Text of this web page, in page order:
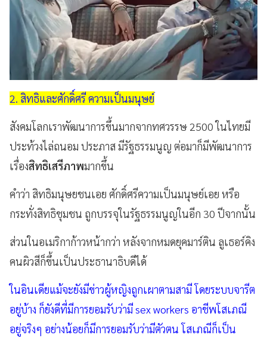
2. สิทธิและศักดิ์ศรี ความเป็นมนุษย์
สังคมโลกเราพัฒนาการขึ้นมากจากทศวรรษ 2500 ในไทยมี
ประท้วงไล่ถนอม ประภาส มีรัฐธรรมนูญ ต่อมาก็มีพัฒนาการ
เรื่องสิทธิเสรีภาพมากขึ้น
คำว่า สิทธิมนุษยชนเอย ศักดิ์ศรีความเป็นมนุษย์เอย หรือ
กระทั่งสิทธิชุมชน ถูกบรรจุในรัฐธรรมนูญในอีก 30 ปีจากนั้น
ส่วนในอเมริกาก้าวหน้ากว่า หลังจากหมดยุคมาร์ติน ลูเธอร์คิง
คนผิวสีก็ขึ้นเป็นประธานาธิบดีได้
ในอินเดียแม้จะยังมีข่าวผู้หญิงถูกเผาตามสามี โดยระบบจารีต
อยู่บ้าง ก็ยังดีที่มีการยอมรับว่ามี sex workers อาชีพโสเภณี
อยู่จริงๆ อย่างน้อยก็มีการยอมรับว่ามีตัวตน โสเภณีก็เป็น